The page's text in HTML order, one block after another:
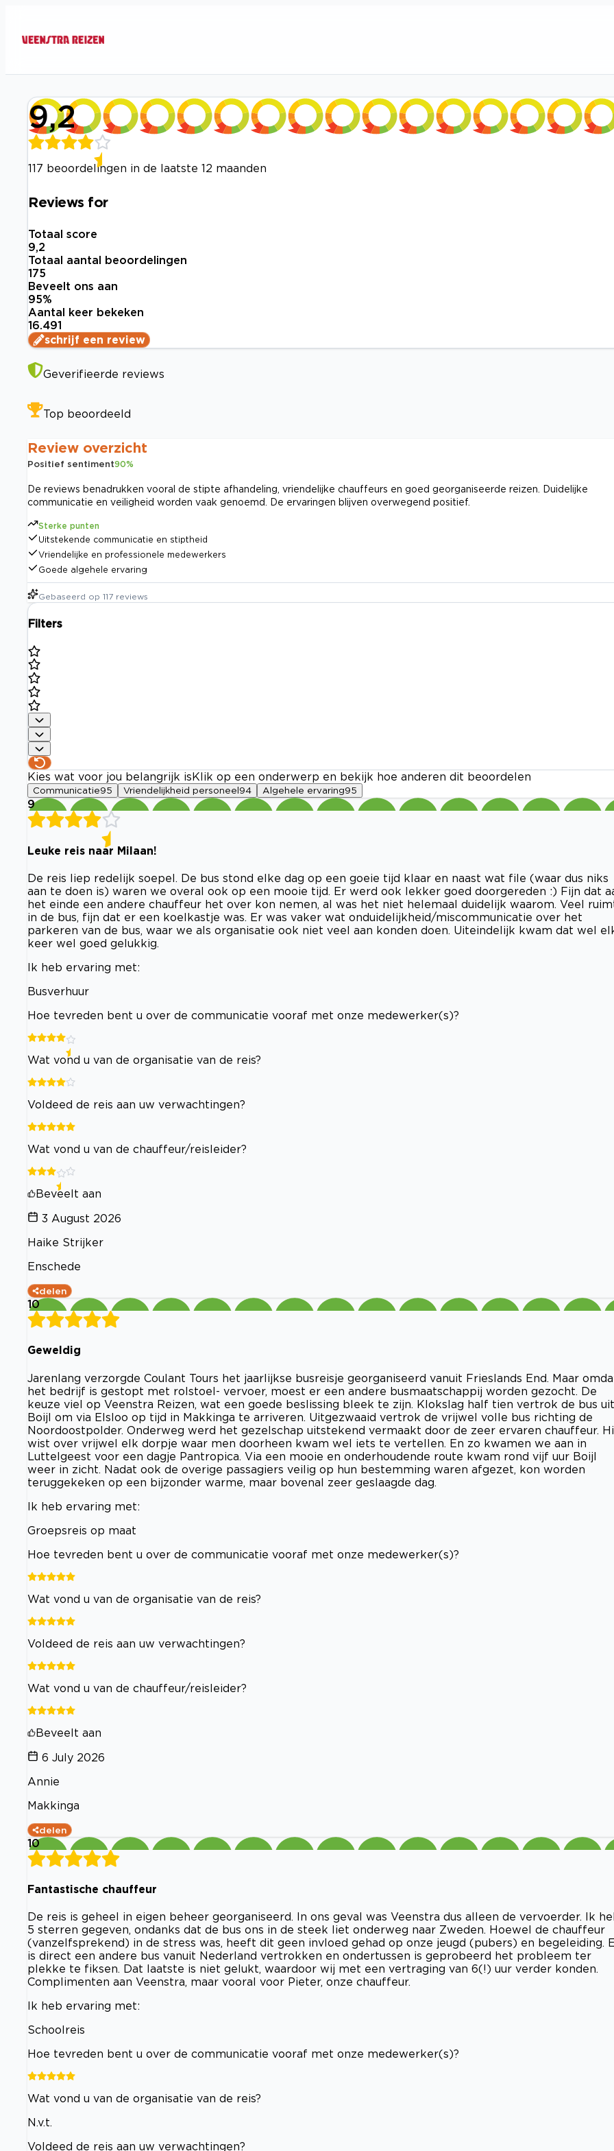
9,2
117 beoordelingen in de laatste 12 maanden
Reviews for
Totaal score
9,2
Totaal aantal beoordelingen
175
Beveelt ons aan
95%
Aantal keer bekeken
16.491
schrijf een review
Geverifieerde reviews
Top beoordeeld
Review overzicht
Positief sentiment90%
De reviews benadrukken vooral de stipte afhandeling, vriendelijke chauffeurs en goed georganiseerde reizen. Duidelijke
communicatie en veiligheid worden vaak genoemd. De ervaringen blijven overwegend positief.
Sterke punten
Uitstekende communicatie en stiptheid
Vriendelijke en professionele medewerkers
Goede algehele ervaring
Gebaseerd op 117 reviews
Filters
Kies wat voor jou belangrijk is Klik op een onderwerp en bekijk hoe anderen dit beoordelen
Communicatie95 Vriendelijkheid personeel 94 Algehele ervaring95
9
Leuke reis naar Milaan!
De reis liep redelijk soepel. De bus stond elke dag op een goeie tijd klaar en naast wat file (waar dus niks
aan te doen is) waren we overal ook op een mooie tijd. Er werd ook lekker goed doorgereden :) Fijn dat
het einde een andere chauffeur het over kon nemen, al was het niet helemaal duidelijk waarom. Veel
in de bus, fijn dat er een koelkastje was. Er was vaker wat onduidelijkheid/miscommunicatie over het
parkeren van de bus, waar we als organisatie ook niet veel aan konden doen. Uiteindelijk kwam dat wel
keer wel goed gelukkig.
Ik heb ervaring met:
Busverhuur
Hoe tevreden bent u over de communicatie vooraf met onze medewerker(s)?
Wat vond u van de organisatie van de reis?
Voldeed de reis aan uw verwachtingen?
Wat vond u van de chauffeur/reisleider?
Beveelt aan
3 August 2026
Haike Strijker
Enschede
delen
10
Geweldig
Jarenlang verzorgde Coulant Tours het jaarlijkse busreisje georganiseerd vanuit Frieslands End. Maar
het bedrijf is gestopt met rolstoel- vervoer, moest er een andere busmaatschappij worden gezocht. De
keuze viel op Veenstra Reizen, wat een goede beslissing bleek te zijn. Klokslag half tien vertrok de bus uit
Boijl om via Elsloo op tijd in Makkinga te arriveren. Uitgezwaaid vertrok de vrijwel volle bus richting de
Noordoostpolder. Onderweg werd het gezelschap uitstekend vermaakt door de zeer ervaren chauffeur.
wist over vrijwel elk dorpje waar men doorheen kwam wel iets te vertellen. En zo kwamen we aan in
Luttelgeest voor een dagje Pantropica. Via een mooie en onderhoudende route kwam rond vijf uur Boijl
weer in zicht. Nadat ook de overige passagiers veilig op hun bestemming waren afgezet, kon worden
teruggekeken op een bijzonder warme, maar bovenal zeer geslaagde dag.
Ik heb ervaring met:
Groepsreis op maat
Hoe tevreden bent u over de communicatie vooraf met onze medewerker(s)?
Wat vond u van de organisatie van de reis?
Voldeed de reis aan uw verwachtingen?
Wat vond u van de chauffeur/reisleider?
Beveelt aan
6 July 2026
Annie
Makkinga
delen
10
Fantastische chauffeur
De reis is geheel in eigen beheer georganiseerd. In ons geval was Veenstra dus alleen de vervoerder. Ik
5 sterren gegeven, ondanks dat de bus ons in de steek liet onderweg naar Zweden. Hoewel de chauffeur
(vanzelfsprekend) in de stress was, heeft dit geen invloed gehad op onze jeugd (pubers) en begeleiding.
is direct een andere bus vanuit Nederland vertrokken en ondertussen is geprobeerd het probleem ter
plekke te fiksen. Dat laatste is niet gelukt, waardoor wij met een vertraging van 6(!) uur verder konden.
Complimenten aan Veenstra, maar vooral voor Pieter, onze chauffeur.
Ik heb ervaring met:
Schoolreis
Hoe tevreden bent u over de communicatie vooraf met onze medewerker(s)?
Wat vond u van de organisatie van de reis?
N.v.t.
Voldeed de reis aan uw verwachtingen?